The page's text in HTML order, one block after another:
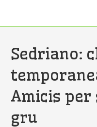
Sedriano:
Amicis per
gru